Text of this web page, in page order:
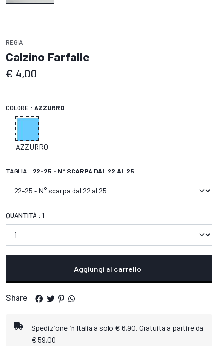
REGIA
Calzino Farfalle
€ 4,00
COLORE : AZZURRO
AZZURRO
TAGLIA : 22-25 - N° SCARPA DAL 22 AL 25
QUANTITÀ : 1
Aggiungi al carrello
Share
Spedizione in Italia a solo € 6,90. Gratuita a partire da
€ 59,00